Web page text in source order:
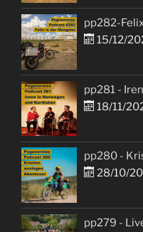
pp282-
15/12/
pp281 -
18/11/
pp280 -
28/10/
pp279 -